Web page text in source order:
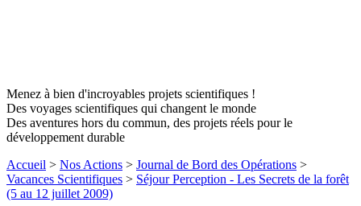
Menez à bien d'incroyables projets scientifiques !
Des voyages scientifiques qui changent le monde
Des aventures hors du commun, des projets réels pour le
développement durable
Accueil > Nos Actions > Journal de Bord des Opérations >
Vacances Scientifiques > Séjour Perception - Les Secrets de la forêt
(5 au 12 juillet 2009)